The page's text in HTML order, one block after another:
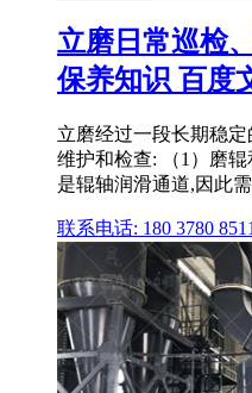
立磨日常巡检
保养知识 百度
立磨经过一段长期稳
维护和检查: （1）磨
是辊轴润滑通道,因此
联系电话: 180 3780 8511